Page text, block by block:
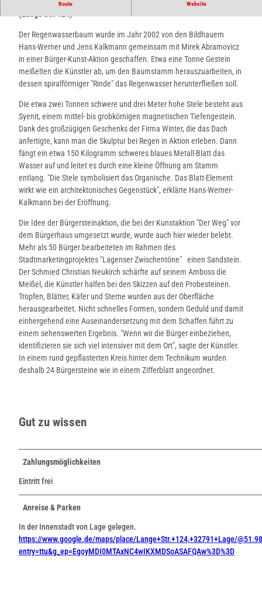
Route Website
Der Regenwasserbaum wurde im Jahr 2002 von den Bildhauern
Hans-Werner und Jens Kalkmann gemeinsam mit Mirek Abramovicz
in einer Bürger-Kunst-Aktion geschaffen. Etwa eine Tonne Gestein
meißelten die Künstler ab, um den Baumstamm herauszuarbeiten, in
dessen spiralförmiger "Rinde" das Regenwasser herunterfließen soll.
Die etwa zwei Tonnen schwere und drei Meter hohe Stele besteht aus
Syenit, einem mittel- bis grobkörnigen magnetischen Tiefengestein.
Dank des großzügigen Geschenks der Firma Winter, die das Dach
anfertigte, kann man die Skulptur bei Regen in Aktion erleben. Dann
fängt ein etwa 150 Kilogramm schweres blaues Metall-Blatt das
Wasser auf und leitet es durch eine kleine Öffnung am Stamm
entlang. "Die Stele symbolisiert das Organische. Das Blatt-Element
wirkt wie ein architektonisches Gegenstück", erklärte Hans-Werner-
Kalkmann bei der Eröffnung.
Die Idee der Bürgersteinaktion, die bei der Kunstaktion "Der Weg" vor
dem Bürgerhaus umgesetzt wurde, wurde auch hier wieder belebt.
Mehr als 50 Bürger bearbeiteten im Rahmen des
Stadtmarketingprojektes "Lagenser Zwischentöne" einen Sandstein.
Der Schmied Christian Neukirch schärfte auf seinem Amboss die
Meißel, die Künstler halfen bei den Skizzen auf den Probesteinen.
Tropfen, Blätter, Käfer und Sterne wurden aus der Oberfläche
herausgearbeitet. Nicht schnelles Formen, sondern Geduld und damit
einhergehend eine Auseinandersetzung mit dem Schaffen führt zu
einem sehenswerten Ergebnis. "Wenn wir die Bürger einbeziehen,
identifizieren sie sich viel intensiver mit dem Ort", sagte der Künstler.
In einem rund gepflasterten Kreis hinter dem Technikum wurden
deshalb 24 Bürgersteine wie in einem Zifferblatt angeordnet.
Gut zu wissen
Zahlungsmöglichkeiten
Eintritt frei
Anreise & Parken
In der Innenstadt von Lage gelegen.
https://www.google.de/maps/place/Lange+Str.+124,+32791+Lage/
entry=ttu&g_ep=EgoyMDI0MTAxNC4wIKXMDSoASAFQAw%3D%3D